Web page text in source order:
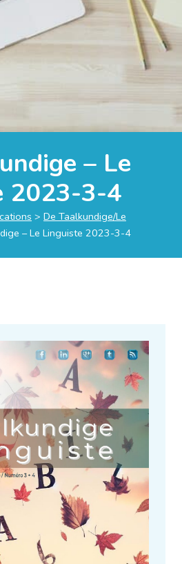
– Le
2023-3-4
> De Taalkundige/Le
– Le Linguiste 2023-3-4